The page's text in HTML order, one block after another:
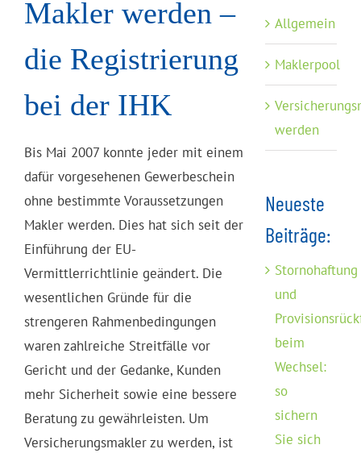
Makler werden –
die Registrierung
bei der IHK
Bis Mai 2007 konnte jeder mit einem
dafür vorgesehenen Gewerbeschein
ohne bestimmte Voraussetzungen
Makler werden. Dies hat sich seit der
Einführung der EU-
Vermittlerrichtlinie geändert. Die
wesentlichen Gründe für die
strengeren Rahmenbedingungen
waren zahlreiche Streitfälle vor
Gericht und der Gedanke, Kunden
mehr Sicherheit sowie eine bessere
Beratung zu gewährleisten. Um
Versicherungsmakler zu werden, ist
Allgemein
Maklerpool
werden
Neueste
Beiträge:
Stornohaftung
und
beim
Wechsel:
so
sichern
Sie sich